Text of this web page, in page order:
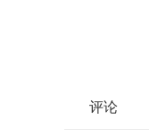
评论